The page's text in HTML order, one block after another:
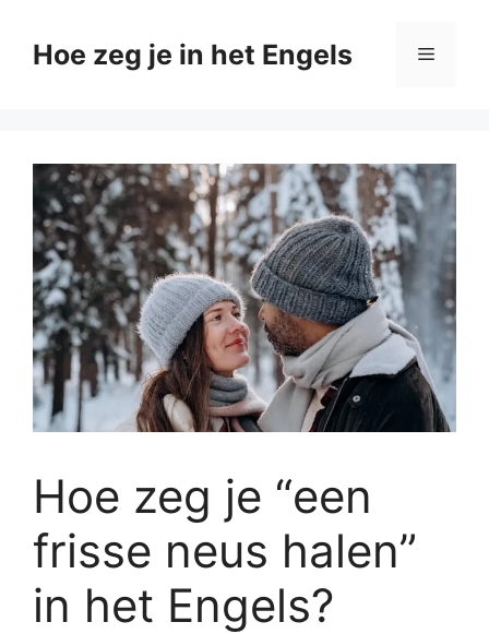
naarHoe zeg je in het Engels Menu
Hoe zeg je “een
frisse neus halen”
in het Engels?